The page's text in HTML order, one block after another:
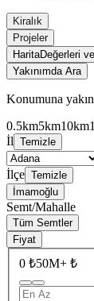
Kiralık
Projeler
HaritaDeğerleri
Yakınımda Ara
Konumuna
0.5km5km10km
İl Temizle
İlçe Temizle
İmamoğlu
Semt/Mahalle
Tüm Semtler
Fiyat
0 ₺50M+ ₺